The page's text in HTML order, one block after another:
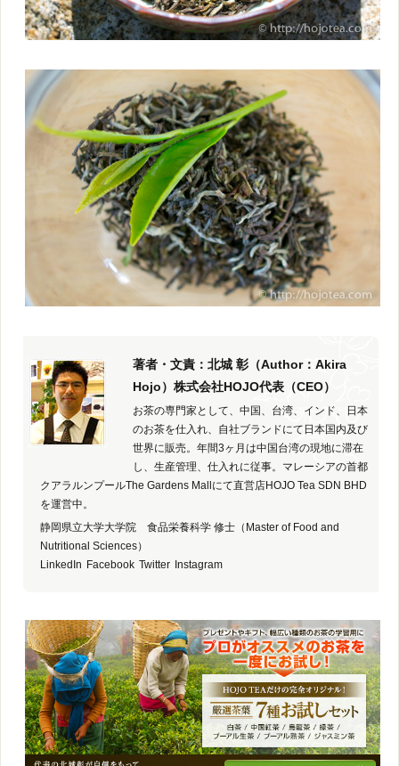
著者・文責：北城 彰（Author：Akira
Hojo）株式会社HOJO代表（CEO）
お茶の専門家として、中国、台湾、インド、日本
のお茶を仕入れ、自社ブランドにて日本国内及び
世界に販売。年間3ヶ月は中国台湾の現地に滞在
し、生産管理、仕入れに従事。マレーシアの首都
クアラルンプールThe Gardens Mallにて直営店HOJO Tea SDN BHD
を運営中。
静岡県立大学大学院 食品栄養科学 修士（Master of Food and
Nutritional Sciences）
LinkedIn Facebook Twitter Instagram